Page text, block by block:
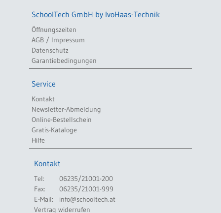
SchoolTech GmbH by IvoHaas-Technik
Öffnungszeiten
AGB / Impressum
Datenschutz
Garantiebedingungen
Service
Kontakt
Newsletter-Abmeldung
Online-Bestellschein
Gratis-Kataloge
Hilfe
Kontakt
Tel:
06235/21001-200
Fax:
06235/21001-999
E-Mail:
info@schooltech.at
Vertrag widerrufen